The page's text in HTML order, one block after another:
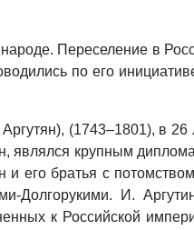
Переселение в
по его
(1743–1801), в
крупным
и его братья с
Долгорукими. И.
к Российской